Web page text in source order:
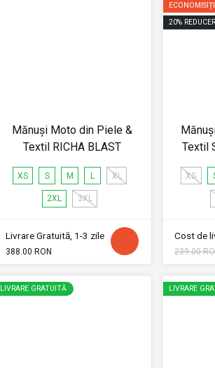
Mănuși Moto din Piele &
Textil RICHA BLAST
XS S M L XL
2XL 3XL
Livrare Gratuită, 1-3 zile
388.00 RON
ECONOMISIȚI
20%
Textil
XS
Cost de
239.00
LIVRARE GRATUITĂ LIVRARE